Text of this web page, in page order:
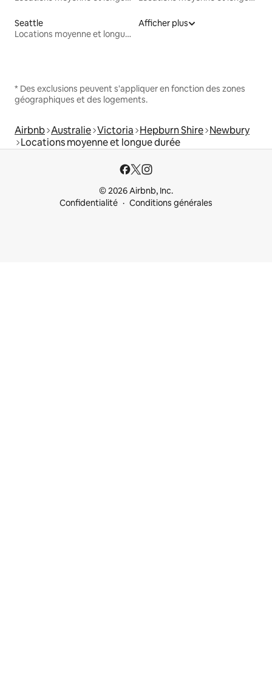
Seattle
Locations moyenne et longue durée
Afficher plus
* Des exclusions peuvent s'appliquer en fonction des zones
géographiques et des logements.
Airbnb Australie Victoria Hepburn Shire Newbury
Locations moyenne et longue durée
© 2026 Airbnb, Inc.
Confidentialité
Conditions générales